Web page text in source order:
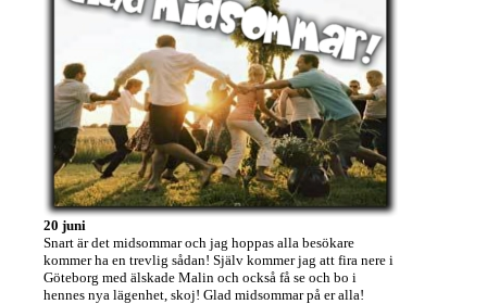
20 juni
Snart är det midsommar och jag hoppas alla besökare
kommer ha en trevlig sådan! Själv kommer jag att fira nere i
Göteborg med älskade Malin och också få se och bo i
hennes nya lägenhet, skoj! Glad midsommar på er alla!